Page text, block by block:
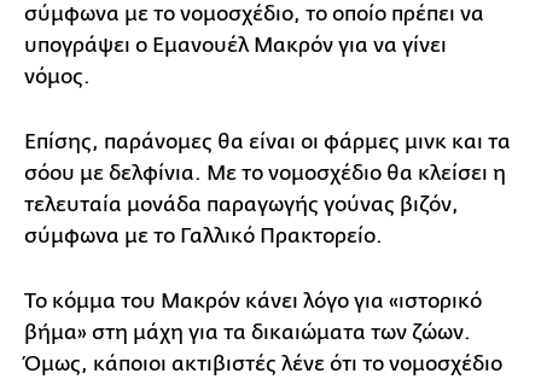
σύμφωνα με το νομοσχέδιο, το οποίο πρέπει να
υπογράψει ο Εμανουέλ Μακρόν για να γίνει
νόμος.
Επίσης, παράνομες θα είναι οι φάρμες μινκ και τα
σόου με δελφίνια. Με το νομοσχέδιο θα κλείσει η
τελευταία μονάδα παραγωγής γούνας βιζόν,
σύμφωνα με το Γαλλικό Πρακτορείο.
Το κόμμα του Μακρόν κάνει λόγο για «ιστορικό
βήμα» στη μάχη για τα δικαιώματα των ζώων.
Όμως, κάποιοι ακτιβιστές λένε ότι το νομοσχέδιο